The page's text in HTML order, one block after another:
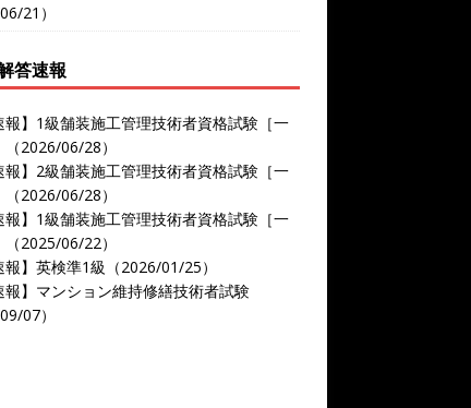
21）
答速報
報】1級舗装施工管理技術者資格試験［一
2026/06/28）
報】2級舗装施工管理技術者資格試験［一
2026/06/28）
報】1級舗装施工管理技術者資格試験［一
2025/06/22）
報】英検準1級（2026/01/25）
報】マンション維持修繕技術者試験
07）